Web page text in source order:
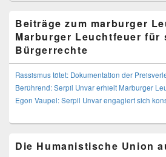
Beiträge zum marburger
Marburger Leuchtfeuer für
Bürgerrechte
Rassismus tötet: Dokumentation der
Berührend: Serpil Unvar erhielt Marburger
Egon Vaupel: Serpil Unvar engagiert sich
Die Humanistische Union